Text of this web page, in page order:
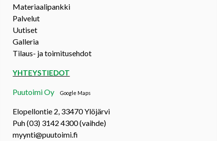
Materiaalipankki
Palvelut
Uutiset
Galleria
Tilaus- ja toimitusehdot
YHTEYSTIEDOT
Puutoimi OyGoogle Maps
Elopellontie 2, 33470 Ylöjärvi
Puh (03) 3142 4300 (vaihde)
myynti@puutoimi.fi